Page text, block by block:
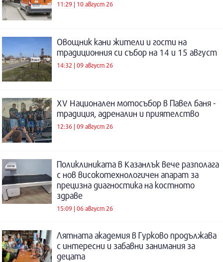
11:29 | 10 август 26
Овощник кани жители и гости на
традиционния си събор на 14 и 15 август
14:32 | 09 август 26
XV Национален мотосъбор в Павел баня -
традиция, адреналин и приятелство
12:36 | 09 август 26
Поликлиниката в Казанлък вече разполага
с нов високотехнологичен апарат за
прецизна диагностика на костното
здраве
15:09 | 06 август 26
Лятната академия в Гурково продължава
с интересни и забавни занимания за
децата